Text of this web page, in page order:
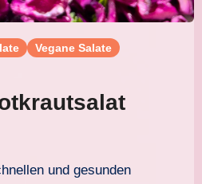
Vegane Salate